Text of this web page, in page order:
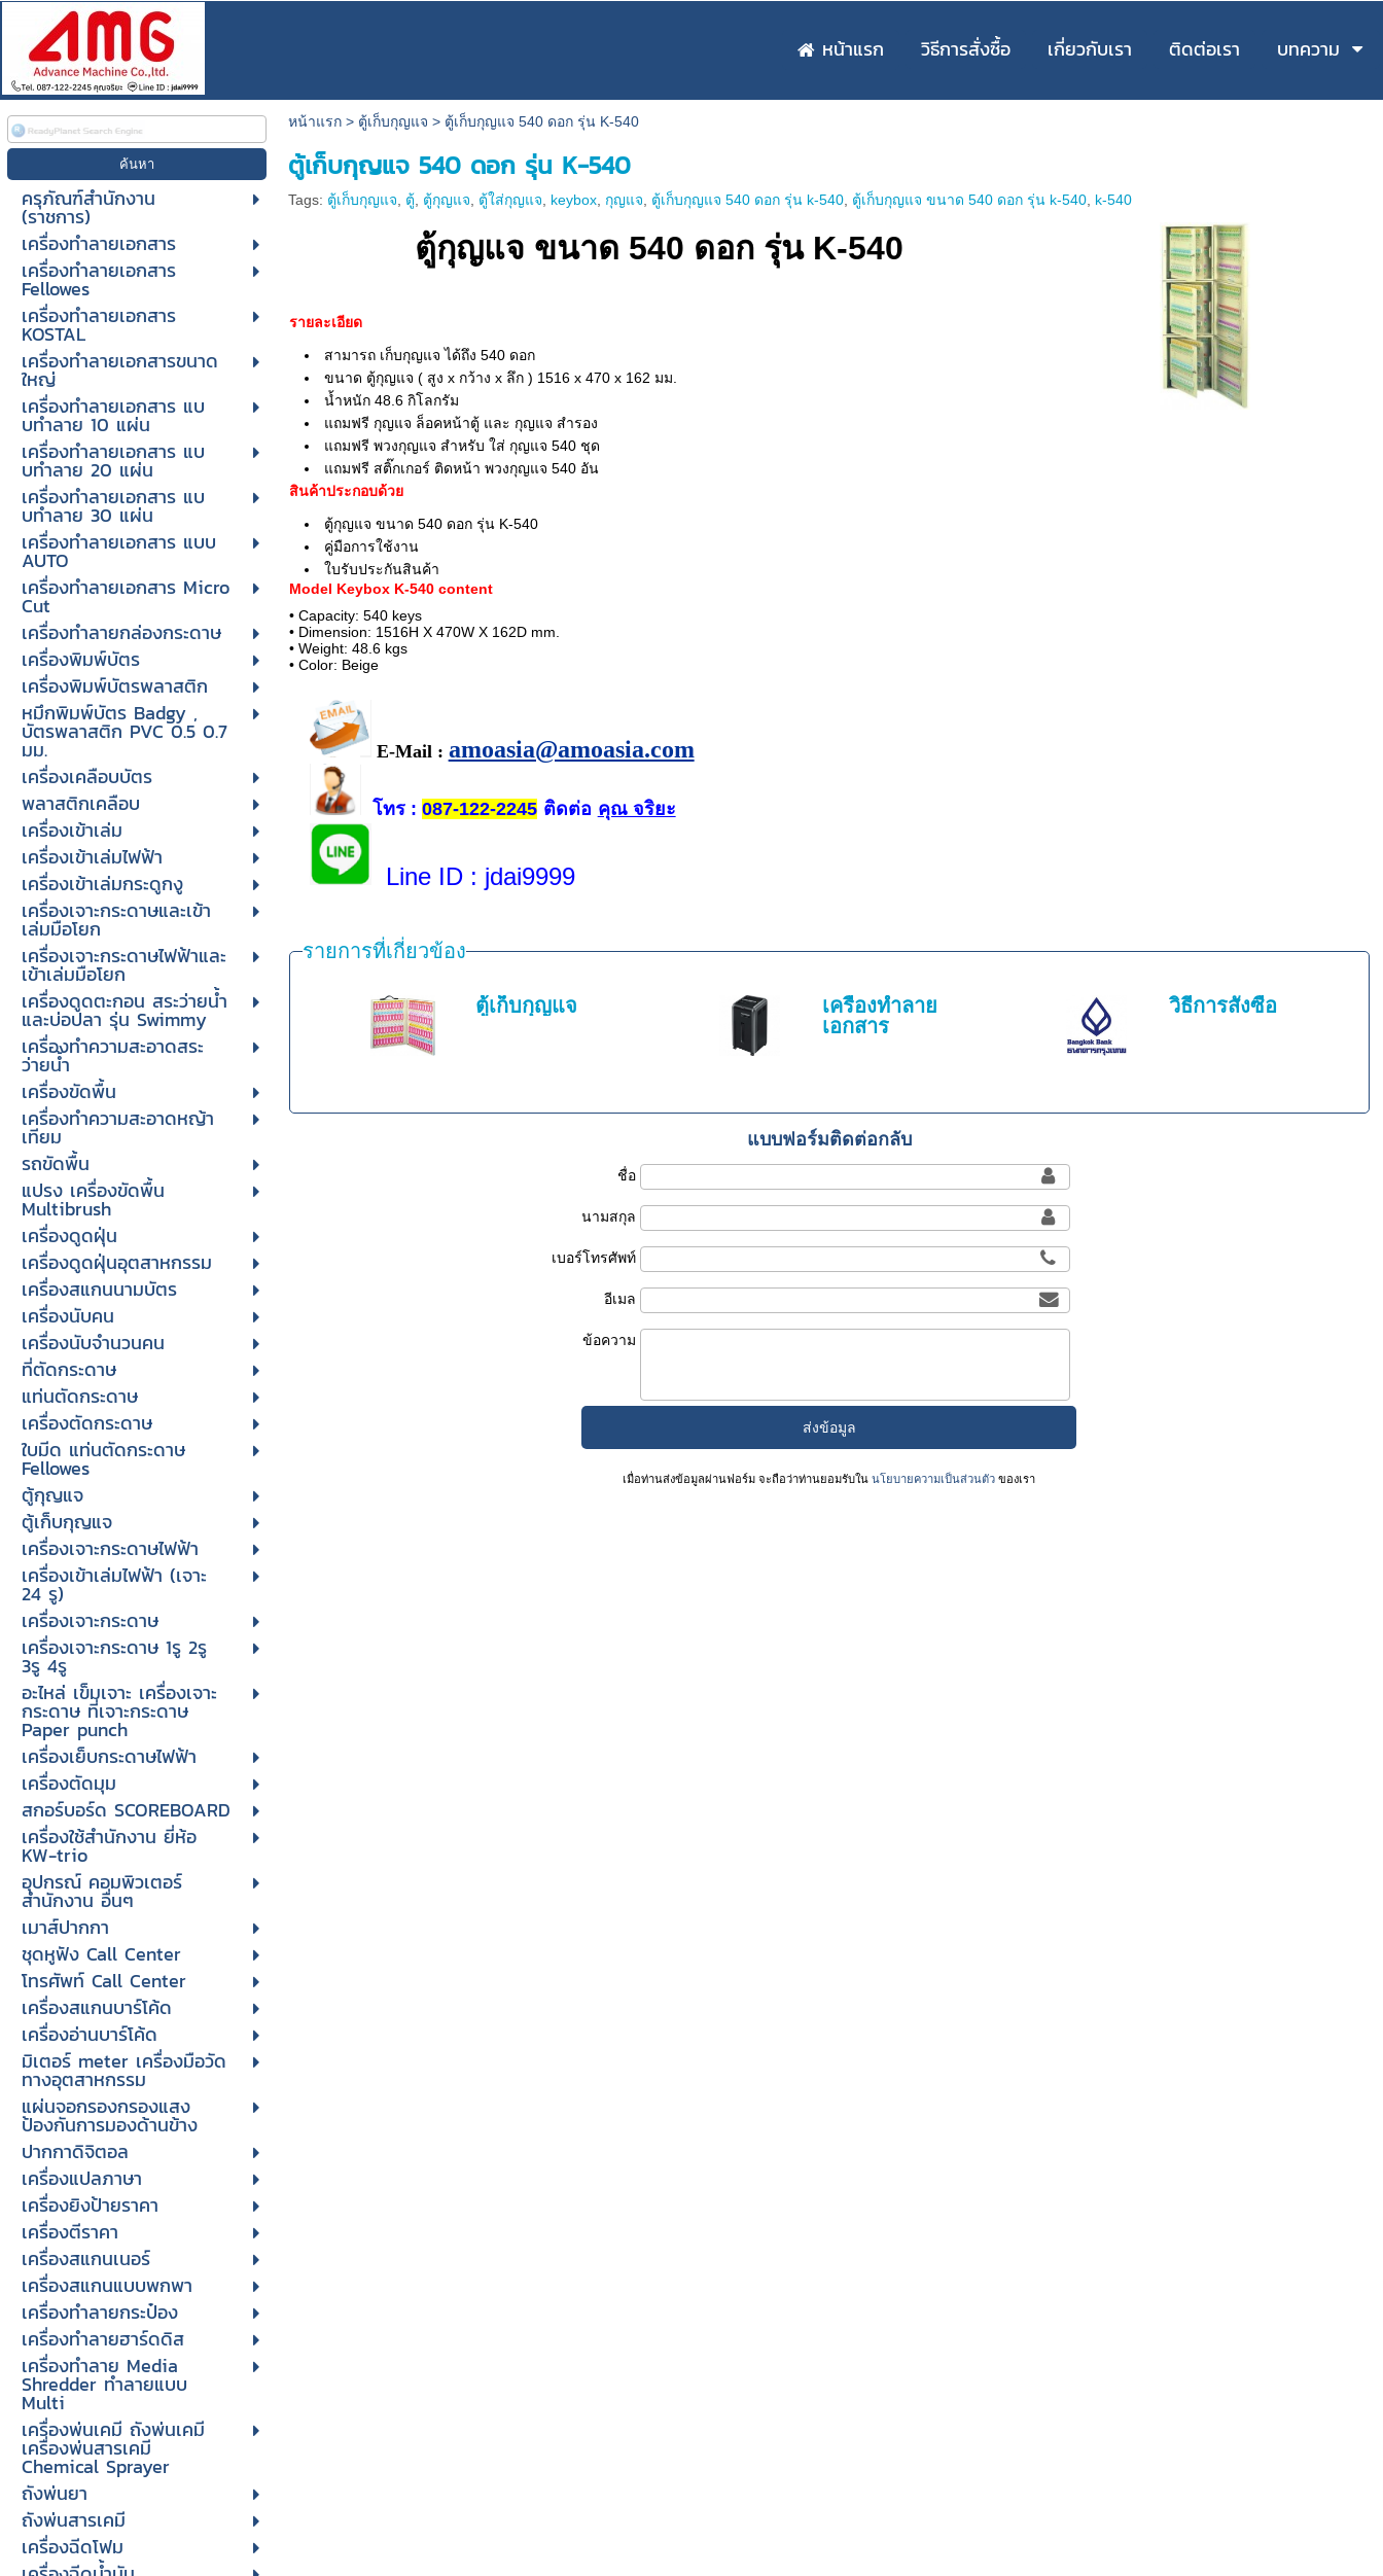
หน้าแรก วิธีการสั่งซื้อ เกี่ยวกับเรา ติดต่อเรา บทความ
ครุภัณฑ์สำนักงาน
(ราชการ)
เครื่องทำลายเอกสาร
เครื่องทำลายเอกสาร
Fellowes
เครื่องทำลายเอกสาร
KOSTAL
เครื่องทำลายเอกสารขนาด
ใหญ่
เครื่องทําลายเอกสาร แบ
บทําลาย 10 แผ่น
เครื่องทําลายเอกสาร แบ
บทําลาย 20 แผ่น
เครื่องทําลายเอกสาร แบ
บทําลาย 30 แผ่น
เครื่องทำลายเอกสาร แบบ
AUTO
เครื่องทำลายเอกสาร Micro
Cut
เครื่องทำลายกล่องกระดาษ
เครื่องพิมพ์บัตร
เครื่องพิมพ์บัตรพลาสติก
หมึกพิมพ์บัตร Badgy ,
บัตรพลาสติก PVC 0.5 0.7
มม.
เครื่องเคลือบบัตร
พลาสติกเคลือบ
เครื่องเข้าเล่ม
เครื่องเข้าเล่มไฟฟ้า
เครื่องเข้าเล่มกระดูกงู
เครื่องเจาะกระดาษและเข้า
เล่มมือโยก
เครื่องเจาะกระดาษไฟฟ้าและ
เข้าเล่มมือโยก
เครื่องดูดตะกอน สระว่ายน้ำ
และบ่อปลา รุ่น Swimmy
เครื่องทำความสะอาดสระ
ว่ายน้ำ
เครื่องขัดพื้น
เครื่องทำความสะอาดหญ้า
เทียม
รถขัดพื้น
แปรง เครื่องขัดพื้น
Multibrush
เครื่องดูดฝุ่น
เครื่องดูดฝุ่นอุตสาหกรรม
เครื่องสแกนนามบัตร
เครื่องนับคน
เครื่องนับจํานวนคน
ที่ตัดกระดาษ
แท่นตัดกระดาษ
เครื่องตัดกระดาษ
ใบมีด แท่นตัดกระดาษ
Fellowes
ตู้กุญแจ
ตู้เก็บกุญแจ
เครื่องเจาะกระดาษไฟฟ้า
เครื่องเข้าเล่มไฟฟ้า (เจาะ
24 รู)
เครื่องเจาะกระดาษ
เครื่องเจาะกระดาษ 1รู 2รู
3รู 4รู
อะไหล่ เข็มเจาะ เครื่องเจาะ
กระดาษ ที่เจาะกระดาษ
Paper punch
เครื่องเย็บกระดาษไฟฟ้า
เครื่องตัดมุม
สกอร์บอร์ด SCOREBOARD
เครื่องใช้สำนักงาน ยี่ห้อ
KW-trio
อุปกรณ์ คอมพิวเตอร์
สำนักงาน อื่นๆ
เมาส์ปากกา
ชุดหูฟัง Call Center
โทรศัพท์ Call Center
เครื่องสแกนบาร์โค้ด
เครื่องอ่านบาร์โค้ด
มิเตอร์ meter เครื่องมือวัด
ทางอุตสาหกรรม
แผ่นจอกรองกรองแสง
ป้องกันการมองด้านข้าง
ปากกาดิจิตอล
เครื่องแปลภาษา
เครื่องยิงป้ายราคา
เครื่องตีราคา
เครื่องสแกนเนอร์
เครื่องสแกนแบบพกพา
เครื่องทำลายกระป๋อง
เครื่องทำลายฮาร์ดดิส
เครื่องทำลาย Media
Shredder ทำลายแบบ
Multi
เครื่องพ่นเคมี ถังพ่นเคมี
เครื่องพ่นสารเคมี
Chemical Sprayer
ถังพ่นยา
ถังพ่นสารเคมี
เครื่องฉีดโฟม
หน้าแรก> ตู้เก็บกุญแจ > ตู้เก็บกุญแจ 540 ดอก รุ่น K-540
ตู้เก็บกุญแจ 540 ดอก รุ่น K-540
Tags: ตู้เก็บกุญแจ ตู้ ตู้กุญแจ ตู้ใส่กุญแจ keybox กุญแจ ตู้เก็บกุญแจ 540 ดอก รุ่น k-540 ตู้เก็บกุญแจ ขนาด 540 ดอก รุ่น k-540 k-540
ตู้กุญแจ ขนาด 540 ดอก รุ่น K-540
รายละเอียด
สามารถ เก็บกุญแจ ได้ถึง 540 ดอก
ขนาด ตู้กุญแจ ( สูง x กว้าง x ลึก ) 1516x 470 x 162 มม.
น้ำหนัก 48.6 กิโลกรัม
แถมฟรี กุญแจ ล็อคหน้าตู้ และ กุญแจ สำรอง
แถมฟรี พวงกุญแจ สำหรับ ใส่ กุญแจ 540 ชุด
แถมฟรี สติ๊กเกอร์ ติดหน้า พวงกุญแจ 540 อัน
สินค้าประกอบด้วย
ตู้กุญแจ ขนาด 540 ดอก รุ่น K-540
คู่มือการใช้งาน
ใบรับประกันสินค้า
Model Keybox K-540 content
• Capacity: 540 keys
• Dimension: 1516H X 470W X 162D mm.
• Weight: 48.6 kgs
• Color: Beige
E-Mail : amoasia@amoasia.com
โทร: 087-122-2245ติดต่อ คุณ จริยะ
Line ID : jdai9999
รายการที่เกี่ยวข้อง
ตู้เก็บกุญแจ
เครื่องทำลาย
เอกสาร
วิธีการสั่งซื้อ
แบบฟอร์มติดต่อกลับ
ชื่อ
นามสกุล
เบอร์โทรศัพท์
อีเมล
ข้อความ
เมื่อท่านส่งข้อมูลผ่านฟอร์ม จะถือว่าท่านยอมรับใน นโยบายความเป็นส่วนตัวของเรา